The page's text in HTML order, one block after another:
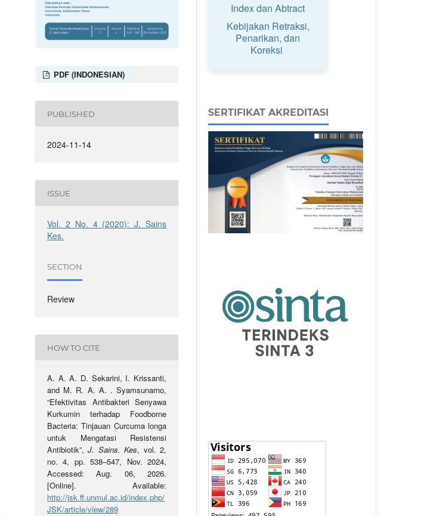
PDF (INDONESIAN)
PUBLISHED
2024-11-14
ISSUE
Vol. 2 No. 4 (2020): J. Sains
Kes.
SECTION
Review
HOW TO CITE
A. A. A. D. Sekarini, I. Krissanti,
and M. R. A. A. . Syamsunarno,
“Efektivitas Antibakteri Senyawa
Kurkumin terhadap Foodborne
Bacteria: Tinjauan Curcuma longa
untuk Mengatasi Resistensi
Antibiotik”,J. Sains. Kes, vol. 2,
no. 4, pp. 538–547, Nov. 2024,
Accessed: Aug. 06, 2026.
[Online]. Available:
http://jsk.ff.unmul.ac.id/index.php/
JSK/article/view/289
Index dan Abtract
Kebijakan Retraksi,
Penarikan, dan
Koreksi
SERTIFIKAT AKREDITASI